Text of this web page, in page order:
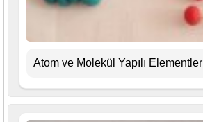
Atom ve Molekül Yapılı Elementler